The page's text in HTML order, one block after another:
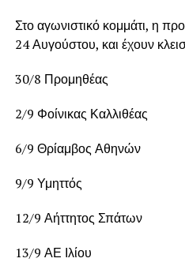
Στο αγωνιστικό κομμάτι, η
24 Αυγούστου, και έχουν
30/8 Προμηθέας
2/9 Φοίνικας Καλλιθέας
6/9 Θρίαμβος Αθηνών
9/9 Υμηττός
12/9 Αήττητος Σπάτων
13/9 ΑΕ Ιλίου